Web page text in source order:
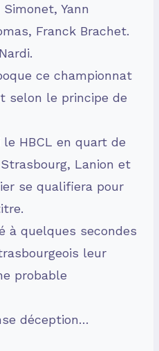
Yann
Franck Brachet.
ce championnat
selon le principe de
HBCL en quart de
Lanion et
se qualifiera pour
à quelques secondes
leur
probable
déception…